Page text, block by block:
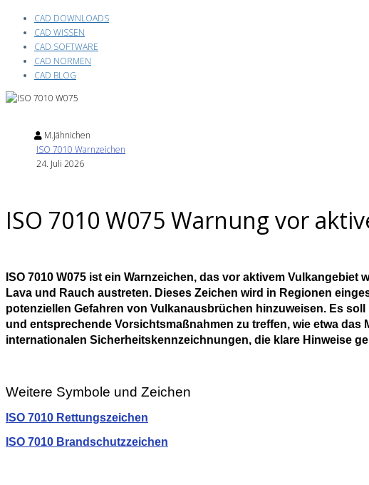
CAD DOWNLOADS
CAD WISSEN
CAD SOFTWARE
CAD NORMEN
CAD BLOG
M.Jähnichen
ISO 7010 Warnzeichen
24. Juli 2026
ISO 7010 W075 Warnung vor
ISO 7010 W075 ist ein Warnzeichen, das vor aktivem
Lava und Rauch austreten. Dieses Zeichen wird in Regionen
potenziellen Gefahren von Vulkanausbrüchen hinzuweisen. Es
und entsprechende Vorsichtsmaßnahmen zu treffen, wie etwa das
internationalen Sicherheitskennzeichnungen, die klare Hinweise
Weitere Symbole und Zeichen
ISO 7010 Rettungszeichen
ISO 7010 Brandschutzzeichen